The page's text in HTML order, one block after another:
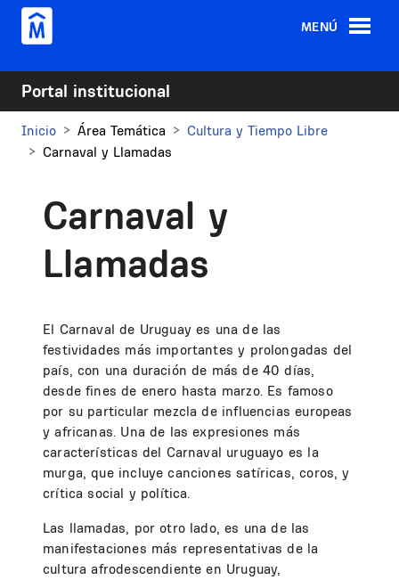
Pasar al contenido principal
MENÚ
Portal institucional
Inicio Área Temática
Cultura y Tiempo Libre
Carnaval y Llamadas
Carnaval y
Llamadas
El Carnaval de Uruguay es una de las
festividades más importantes y prolongadas del
país, con una duración de más de 40 días,
desde fines de enero hasta marzo. Es famoso
por su particular mezcla de influencias europeas
y africanas. Una de las expresiones más
características del Carnaval uruguayo es la
murga, que incluye canciones satíricas, coros, y
crítica social y política.
Las llamadas, por otro lado, es una de las
manifestaciones más representativas de la
cultura afrodescendiente en Uruguay,